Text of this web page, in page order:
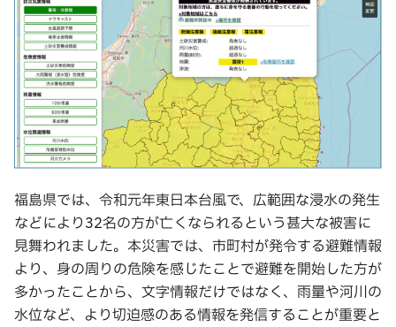
福島県では、令和元年東日本台風で、広範囲な浸水の発生
などにより32名の方が亡くなられるという甚大な被害に
見舞われました。本災害では、市町村が発令する避難情報
より、身の周りの危険を感じたことで避難を開始した方が
多かったことから、文字情報だけではなく、雨量や河川の
水位など、より切迫感のある情報を発信することが重要と